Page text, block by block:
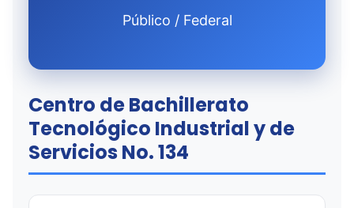
Público / Federal
Centro de Bachillerato
Tecnológico Industrial y de
Servicios No. 134